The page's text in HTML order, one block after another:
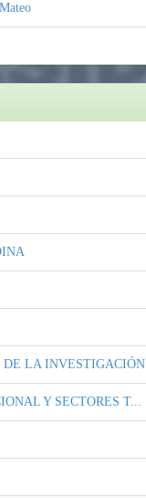
DE LA INVESTIGACIÓN
Y SECTORES T...